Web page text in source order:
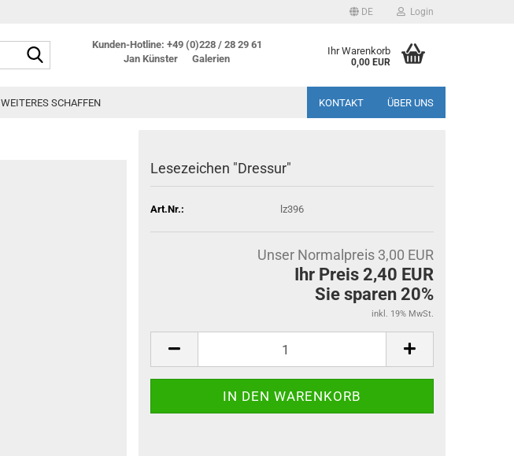
DE Login
Kunden-Hotline: +49 (0)228 / 28 29 61
Jan Künster
Galerien
Ihr Warenkorb
0,00 EUR
WEITERES SCHAFFEN KONTAKT ÜBER UNS
Lesezeichen "Dressur"
Art.Nr.: lz396
Unser Normalpreis 3,00 EUR
Ihr Preis 2,40 EUR
Sie sparen 20%
inkl. 19% MwSt.